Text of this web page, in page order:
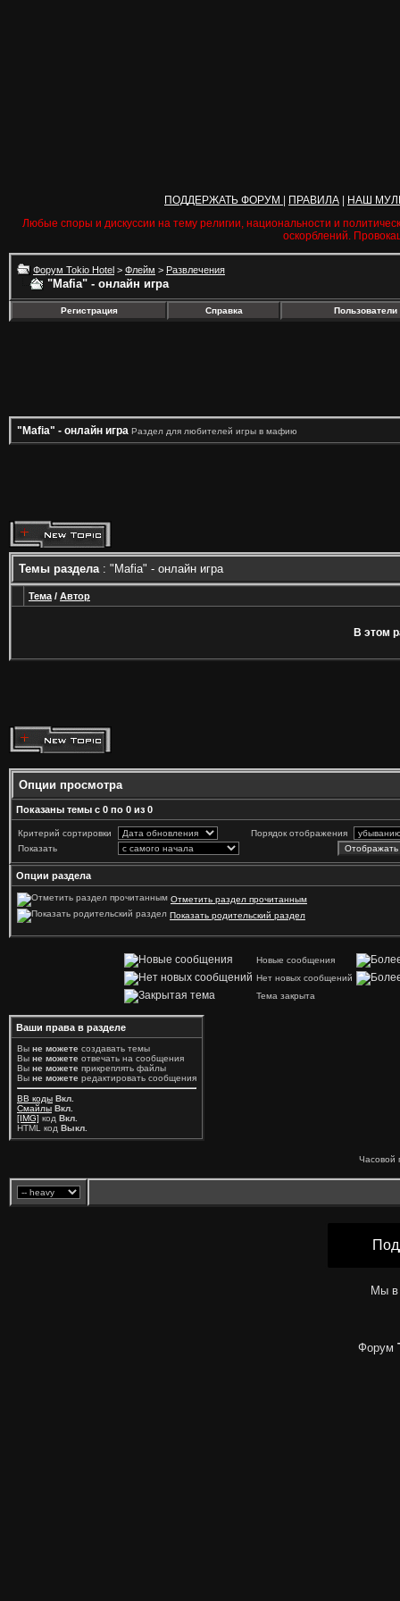
ПОДДЕРЖАТЬ ФОРУМ ПРАВИЛА
НАШ
Любые споры и дискуссии на тему религии, национальности и
оскорблений.
Форум Tokio Hotel > Флейм > Развлечения
"Mafia" - онлайн игра
Регистрация Справка Пользователи
"Mafia" - онлайн игра Раздел для любителей игры в мафию
Темы раздела: "Mafia" - онлайн игра
Тема / Автор
В этом
Опции просмотра
Показаны темы с 0 по 0 из 0
Критерий сортировки
Порядок отображения
Показать
Опции раздела
Отметить раздел прочитанным
Показать родительский раздел
Новые сообщения
Нет новых сообщений
Тема закрыта
Ваши права в разделе
Вы не можете создавать темы
Вы не можете отвечать на сообщения
Вы не можете прикреплять файлы
Вы не можете редактировать сообщения
BB коды Вкл.
Смайлы Вкл.
[IMG] код Вкл.
HTML код Выкл.
Часовой
Мы в
Форум